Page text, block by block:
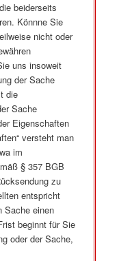
beiderseits
Könnne Sie
nicht oder
uns insoweit
der Sache
die
Sache
Eigenschaften
versteht man
im
§ 357 BGB
zu
entspricht
Sache einen
beginnt für Sie
oder der Sache,